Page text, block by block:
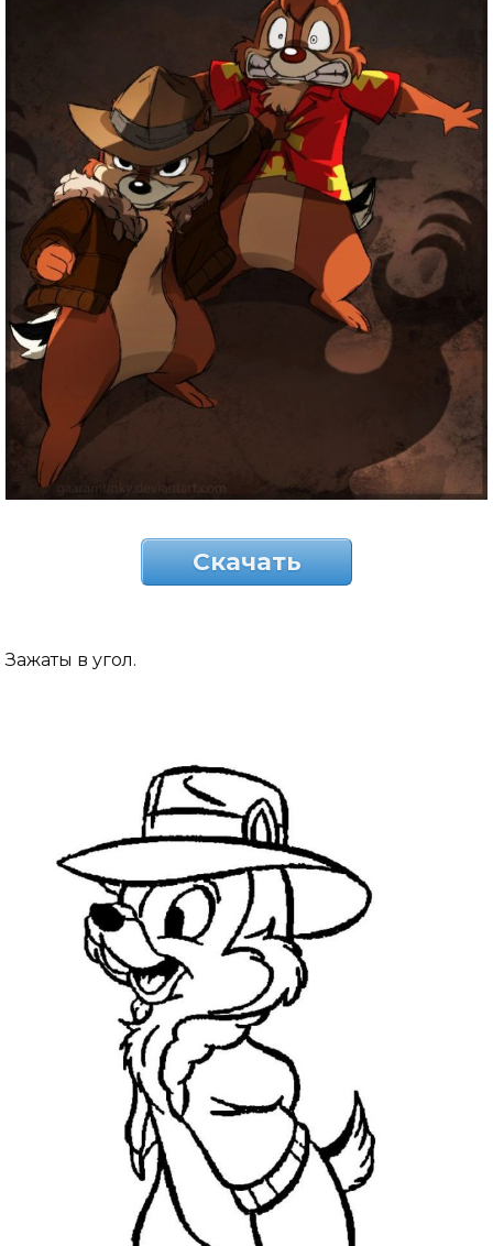
Скачать
Зажаты в угол.